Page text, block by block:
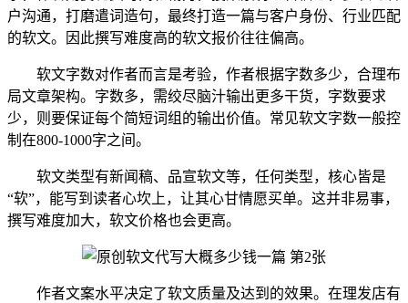
户沟通，打磨遣词造句，最终打造一篇与客户身份、行业匹配
的软文。因此撰写难度高的软文报价往往偏高。
软文字数对作者而言是考验，作者根据字数多少，合理布
局文章架构。字数多，需绞尽脑汁输出更多干货，字数要求
少，则要保证每个简短词组的输出价值。常见软文字数一般控
制在800-1000字之间。
软文类型有新闻稿、品宣软文等，任何类型，核心皆是
“软”，能写到读者心坎上，让其心甘情愿买单。这并非易事，
撰写难度加大，软文价格也会更高。
作者文案水平决定了软文质量及达到的效果。在理发店有